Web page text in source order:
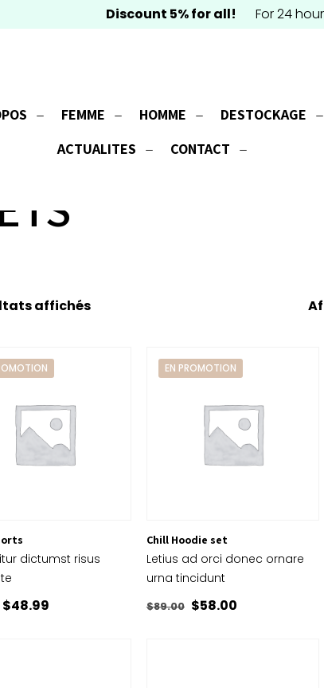
Discount 5% for all! For 24
FEMME HOMME
DESTOCKAGE
ACTUALITES
CONTACT
affichés
dictumst risus
Le
$48.99
EN PROMOTION
Chill Hoodie set
Letius ad orci donec ornare
urna tincidunt
$89.00 Le
$58.00Le